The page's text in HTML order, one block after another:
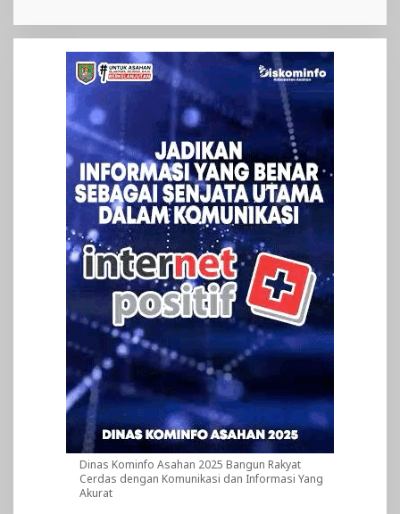
Dinas Kominfo Asahan 2025 Bangun Rakyat
Cerdas dengan Komunikasi dan Informasi Yang
Akurat